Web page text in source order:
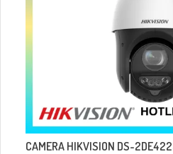
CAMERA HIKVISION DS-